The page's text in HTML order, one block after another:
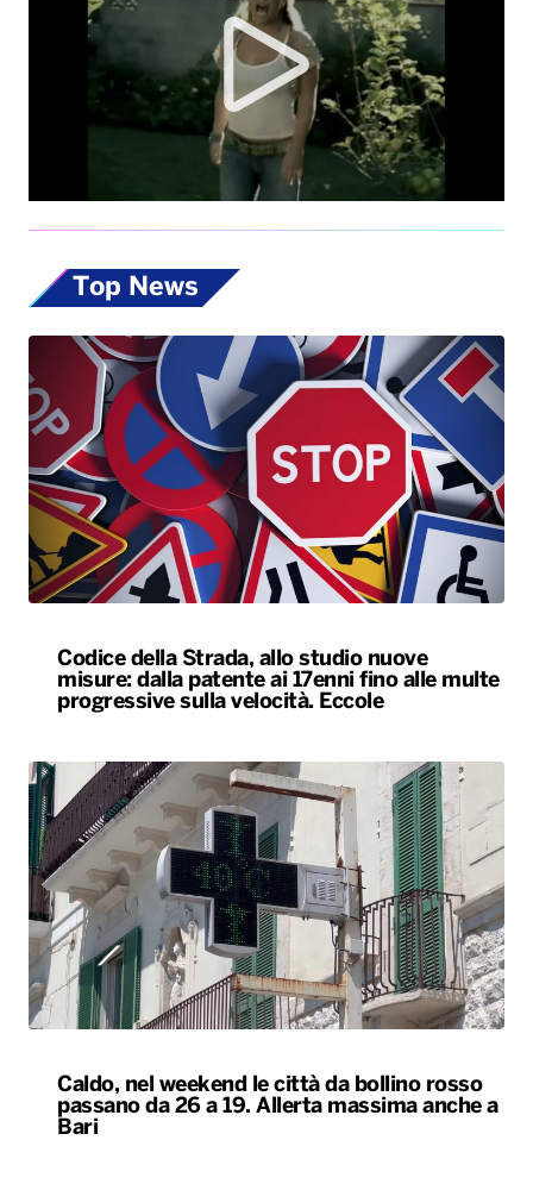
Top News
Codice della Strada, allo studio nuove
misure: dalla patente ai 17enni fino alle multe
progressive sulla velocità. Eccole
Caldo, nel weekend le città da bollino rosso
passano da 26 a 19. Allerta massima anche a
Bari